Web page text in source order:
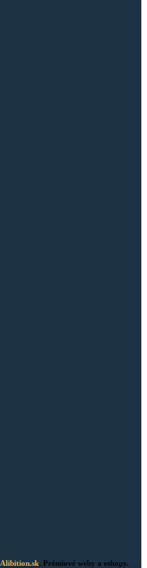
Alibition.sk. Prémiové weby a eshopy.